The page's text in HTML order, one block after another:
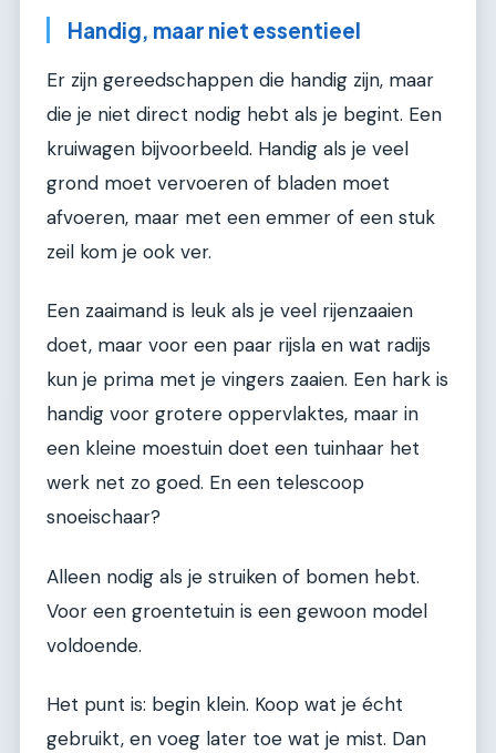
Handig, maar niet essentieel
Er zijn gereedschappen die handig zijn, maar
die je niet direct nodig hebt als je begint. Een
kruiwagen bijvoorbeeld. Handig als je veel
grond moet vervoeren of bladen moet
afvoeren, maar met een emmer of een stuk
zeil kom je ook ver.
Een zaaimand is leuk als je veel rijenzaaien
doet, maar voor een paar rijsla en wat radijs
kun je prima met je vingers zaaien. Een hark is
handig voor grotere oppervlaktes, maar in
een kleine moestuin doet een tuinhaar het
werk net zo goed. En een telescoop
snoeischaar?
Alleen nodig als je struiken of bomen hebt.
Voor een groentetuin is een gewoon model
voldoende.
Het punt is: begin klein. Koop wat je écht
gebruikt, en voeg later toe wat je mist. Dan